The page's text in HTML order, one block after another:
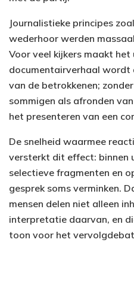
Journalistieke principes
wederhoor werden
Voor veel kijkers maakt het
documentairverhaal wordt
van de betrokkenen;
sommigen als afronden
het presenteren van een
De snelheid waarmee
versterkt dit effect: binnen
selectieve fragmenten en
gesprek soms verminken.
mensen delen niet alleen
interpretatie daarvan, en
toon voor het